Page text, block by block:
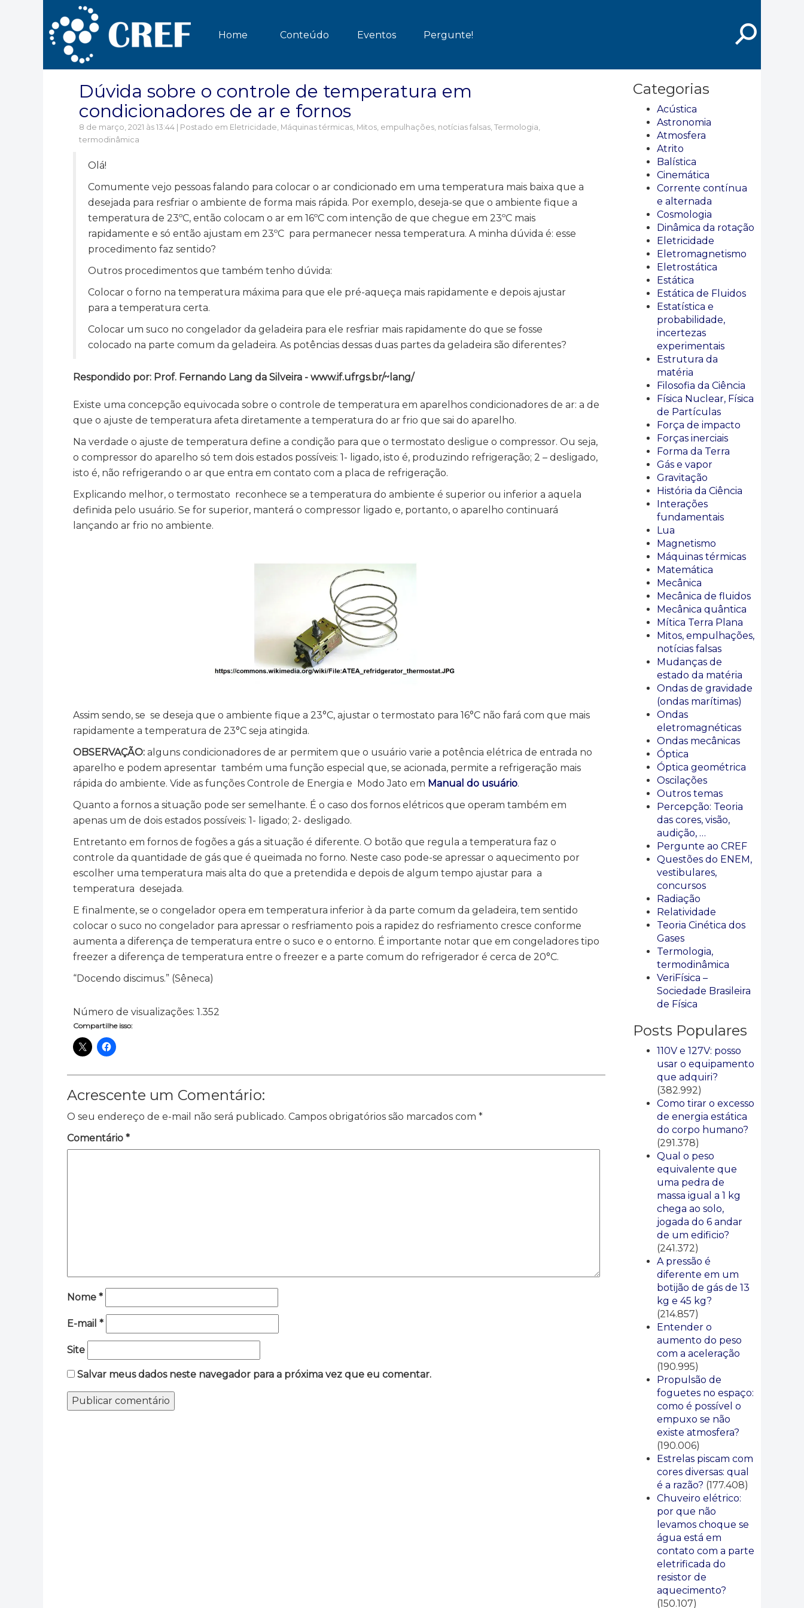
⚲
Home Conteúdo Eventos Pergunte!
Dúvida sobre o controle de temperatura em
condicionadores de ar e fornos
8 de março, 2021 às 13:44 | Postado em Eletricidade, Máquinas térmicas, Mitos, empulhações, notícias falsas, Termologia,
termodinâmica
Olá!
Comumente vejo pessoas falando para colocar o ar condicionado em uma temperatura mais baixa que a
desejada para resfriar o ambiente de forma mais rápida. Por exemplo, deseja-se que o ambiente fique a
temperatura de 23ºC, então colocam o ar em 16ºC com intenção de que chegue em 23ºC mais
rapidamente e só então ajustam em 23ºC para permanecer nessa temperatura. A minha dúvida é: esse
procedimento faz sentido?
Outros procedimentos que também tenho dúvida:
Colocar o forno na temperatura máxima para que ele pré-aqueça mais rapidamente e depois ajustar
para a temperatura certa.
Colocar um suco no congelador da geladeira para ele resfriar mais rapidamente do que se fosse
colocado na parte comum da geladeira. As potências dessas duas partes da geladeira são diferentes?
Respondido por: Prof. Fernando Lang da Silveira - www.if.ufrgs.br/~lang/
Existe uma concepção equivocada sobre o controle de temperatura em aparelhos condicionadores de ar: a de
que o ajuste de temperatura afeta diretamente a temperatura do ar frio que sai do aparelho.
Na verdade o ajuste de temperatura define a condição para que o termostato desligue o compressor. Ou seja,
o compressor do aparelho só tem dois estados possíveis: 1- ligado, isto é, produzindo refrigeração; 2 – desligado,
isto é, não refrigerando o ar que entra em contato com a placa de refrigeração.
Explicando melhor, o termostato reconhece se a temperatura do ambiente é superior ou inferior a aquela
definida pelo usuário. Se for superior, manterá o compressor ligado e, portanto, o aparelho continuará
lançando ar frio no ambiente.
Assim sendo, se se deseja que o ambiente fique a 23°C, ajustar o termostato para 16°C não fará com que mais
rapidamente a temperatura de 23°C seja atingida.
OBSERVAÇÃO: alguns condicionadores de ar permitem que o usuário varie a potência elétrica de entrada no
aparelho e podem apresentar também uma função especial que, se acionada, permite a refrigeração mais
rápida do ambiente. Vide as funções Controle de Energia e Modo Jato em Manual do usuário.
Quanto a fornos a situação pode ser semelhante. É o caso dos fornos elétricos que operam também em
apenas um de dois estados possíveis: 1- ligado; 2- desligado.
Entretanto em fornos de fogões a gás a situação é diferente. O botão que regula a temperatura faz o
controle da quantidade de gás que é queimada no forno. Neste caso pode-se apressar o aquecimento por
escolher uma temperatura mais alta do que a pretendida e depois de algum tempo ajustar para a
temperatura desejada.
E finalmente, se o congelador opera em temperatura inferior à da parte comum da geladeira, tem sentido
colocar o suco no congelador para apressar o resfriamento pois a rapidez do resfriamento cresce conforme
aumenta a diferença de temperatura entre o suco e o entorno. É importante notar que em congeladores tipo
freezer a diferença de temperatura entre o freezer e a parte comum do refrigerador é cerca de 20°C.
“Docendo discimus.” (Sêneca)
Número de visualizações: 1.352
Compartilhe isso:
Acrescente um Comentário:
O seu endereço de e-mail não será publicado. Campos obrigatórios são marcados com *
Comentário *
Nome *
E-mail *
Site
Salvar meus dados neste navegador para a próxima vez que eu comentar.
Categorias
Acústica
Astronomia
Atmosfera
Atrito
Balística
Cinemática
Corrente contínua
e alternada
Cosmologia
Dinâmica da rotação
Eletricidade
Eletromagnetismo
Eletrostática
Estática
Estática de Fluidos
Estatística e
probabilidade,
incertezas
experimentais
Estrutura da
matéria
Filosofia da Ciência
Física Nuclear, Física
de Partículas
Força de impacto
Forças inerciais
Forma da Terra
Gás e vapor
Gravitação
História da Ciência
Interações
fundamentais
Lua
Magnetismo
Máquinas térmicas
Matemática
Mecânica
Mecânica de fluidos
Mecânica quântica
Mítica Terra Plana
Mitos, empulhações,
notícias falsas
Mudanças de
estado da matéria
Ondas de gravidade
(ondas marítimas)
Ondas
eletromagnéticas
Ondas mecânicas
Óptica
Óptica geométrica
Oscilações
Outros temas
Percepção: Teoria
das cores, visão,
audição, …
Pergunte ao CREF
Questões do ENEM,
vestibulares,
concursos
Radiação
Relatividade
Teoria Cinética dos
Gases
Termologia,
termodinâmica
VeriFísica –
Sociedade Brasileira
de Física
Posts Populares
110V e 127V: posso
usar o equipamento
que adquiri?
(382.992)
Como tirar o excesso
de energia estática
do corpo humano?
(291.378)
Qual o peso
equivalente que
uma pedra de
massa igual a 1 kg
chega ao solo,
jogada do 6 andar
de um edificio?
(241.372)
A pressão é
diferente em um
botijão de gás de 13
kg e 45 kg?
(214.857)
Entender o
aumento do peso
com a aceleração
(190.995)
Propulsão de
foguetes no espaço:
como é possível o
empuxo se não
existe atmosfera?
(190.006)
Estrelas piscam com
cores diversas: qual
é a razão? (177.408)
Chuveiro elétrico:
por que não
levamos choque se
água está em
contato com a parte
eletrificada do
resistor de
aquecimento?
(150.107)